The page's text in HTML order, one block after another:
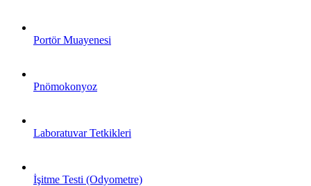
Portör Muayenesi
Pnömokonyoz
Laboratuvar Tetkikleri
İşitme Testi (Odyometre)